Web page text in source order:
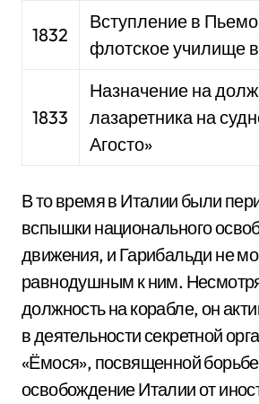
1832
Вступление в
флотское училище
1833
Назначение на
лазаретника на
Агосто»
В то время в Италии были
вспышки национального
движения, и Гарибальди не
равнодушным к ним.
должность на корабле, он
в деятельности секретной
«Ёмося», посвященной
освобождение Италии от